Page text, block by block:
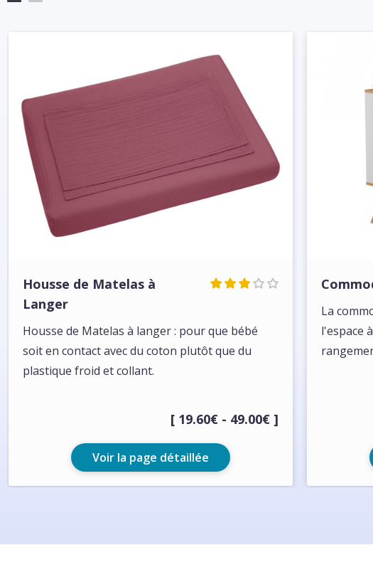
Housse de Matelas à
Langer
Housse de Matelas à langer : pour que bébé
soit en contact avec du coton plutôt que du
plastique froid et collant.
[ 19.60€ - 49.00€ ]
Voir la page détaillée
La
l'espace